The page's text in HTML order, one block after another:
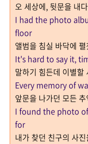
오 세상에, 뒷문을 내
I had the photo
floor
앨범을 침실 바닥에 펼
It's hard to say it,
말하기 힘든데 이별할
Every memory of
앞문을 나가던 모든 추
I found the photo
for
내가 찾던 친구의 사